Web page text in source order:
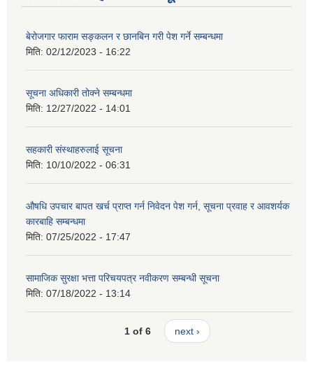
बेरोजगार फाराम सङ्कलन र छानबिन गरी पेश गर्ने सम्बन्धमा
मिति: 02/12/2023 - 16:22
सूचना अधिकारी तोक्ने सम्बन्धमा
मिति: 12/27/2022 - 14:01
सहकारी संस्थाहरुलाई सूचना
मिति: 10/10/2022 - 06:31
औषधि उपचार बापत खर्च प्राप्त गर्न निवेदन पेश गर्न, सूचना प्रवाह र आवशर्यक
कारबाहि सम्बन्धमा
मिति: 07/25/2022 - 17:47
सामाजिक सुरक्षा भत्ता परिचयपत्र नवीकरण सम्बन्धी सूचना
मिति: 07/18/2022 - 13:14
1 of 6 next ›